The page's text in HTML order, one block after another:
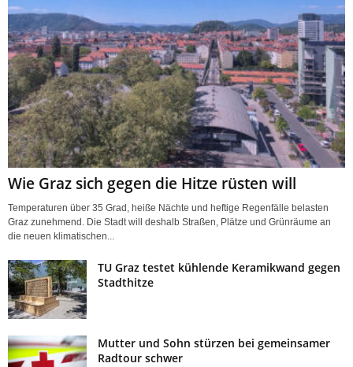
Wie Graz sich gegen die Hitze rüsten will
Temperaturen über 35 Grad, heiße Nächte und heftige Regenfälle belasten
Graz zunehmend. Die Stadt will deshalb Straßen, Plätze und Grünräume an
die neuen klimatischen...
TU Graz testet kühlende Keramikwand gegen
Stadthitze
Mutter und Sohn stürzen bei gemeinsamer
Radtour schwer